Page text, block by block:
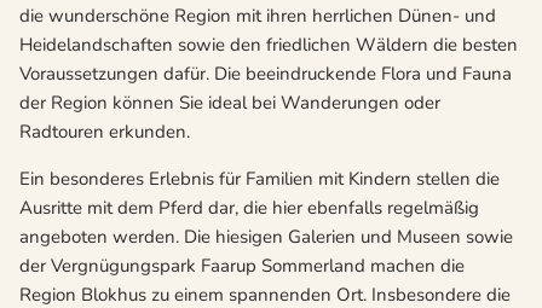
die wunderschöne Region mit ihren herrlichen Dünen- und
Heidelandschaften sowie den friedlichen Wäldern die besten
Voraussetzungen dafür. Die beeindruckende Flora und Fauna
der Region können Sie ideal bei Wanderungen oder
Radtouren erkunden.
Ein besonderes Erlebnis für Familien mit Kindern stellen die
Ausritte mit dem Pferd dar, die hier ebenfalls regelmäßig
angeboten werden. Die hiesigen Galerien und Museen sowie
der Vergnügungspark Faarup Sommerland machen die
Region Blokhus zu einem spannenden Ort. Insbesondere die